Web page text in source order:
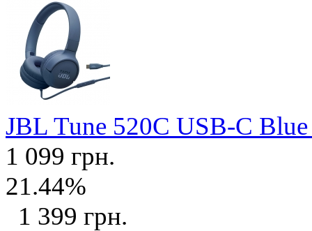
JBL Tune 520C USB-C
1 099 грн.
21.44%
1 399 грн.